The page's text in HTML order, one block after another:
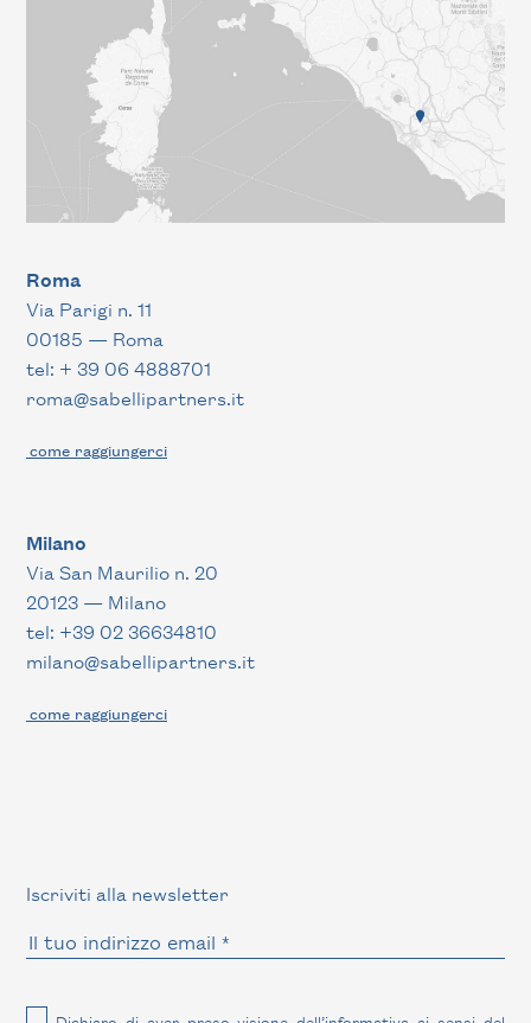
Roma
Via Parigi n. 11
00185 — Roma
tel: + 39 06 4888701
roma@sabellipartners.it
come raggiungerci
Milano
Via San Maurilio n. 20
20123 — Milano
tel: +39 02 36634810
milano@sabellipartners.it
come raggiungerci
Iscriviti alla newsletter